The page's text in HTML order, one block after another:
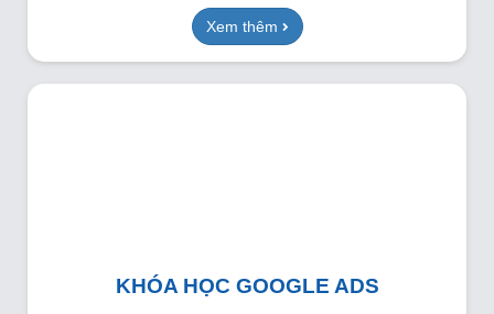
Xem thêm
KHÓA HỌC GOOGLE ADS